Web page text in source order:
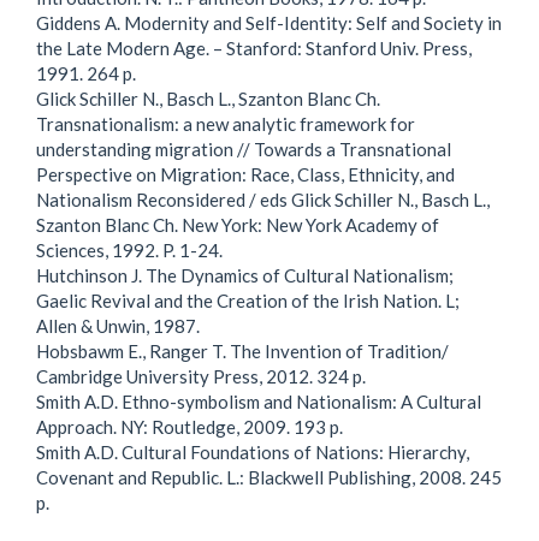
Giddens A. Modernity and Self-Identity: Self and Society in
the Late Modern Age. – Stanford: Stanford Univ. Press,
1991. 264 p.
Glick Schiller N., Basch L., Szanton Blanc Ch.
Transnationalism: a new analytic framework for
understanding migration // Towards a Transnational
Perspective on Migration: Race, Class, Ethnicity, and
Nationalism Reconsidered / eds Glick Schiller N., Basch L.,
Szanton Blanc Ch. New York: New York Academy of
Sciences, 1992. P. 1-24.
Hutchinson J. The Dynamics of Cultural Nationalism;
Gaelic Revival and the Creation of the Irish Nation. L;
Allen & Unwin, 1987.
Hobsbawm E., Ranger T. The Invention of Tradition/
Cambridge University Press, 2012. 324 p.
Smith A.D. Ethno-symbolism and Nationalism: A Cultural
Approach. NY: Routledge, 2009. 193 p.
Smith A.D. Cultural Foundations of Nations: Hierarchy,
Covenant and Republic. L.: Blackwell Publishing, 2008. 245
p.